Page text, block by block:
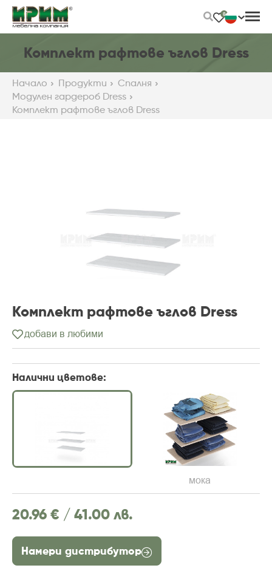
Skip
Main
0
Комплект рафтове ъглов Dress
Начало Продукти
Спалня
Модулен гардероб Dress
Комплект рафтове ъглов Dress
Комплект рафтове ъглов Dress
добави в любими
Налични цветове:
мока
20.96 € / 41.00 лв.
Намери дистрибутор